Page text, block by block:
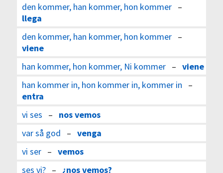
den kommer, han kommer, hon kommer–
llega
den kommer, han kommer, hon kommer–
viene
han kommer, hon kommer, Ni kommer– viene
han kommer in, hon kommer in, kommer in –
entra
vi ses – nos vemos
var så god – venga
vi ser– vemos
ses vi?– ¿nos vemos?